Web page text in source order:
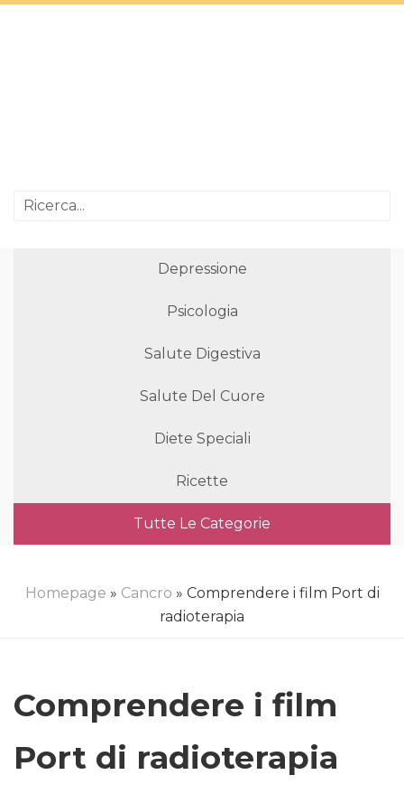
Depressione
Psicologia
Salute Digestiva
Salute Del Cuore
Diete Speciali
Ricette
Tutte Le Categorie
Homepage » Cancro » Comprendere i film Port di
radioterapia
Comprendere i film
Port di radioterapia